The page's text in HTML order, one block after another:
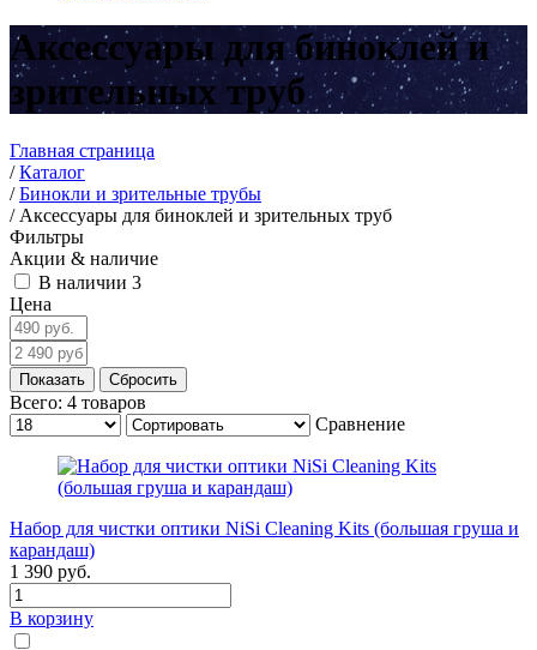
Аксессуары для биноклей и
зрительных труб
Главная страница
/Каталог
/Бинокли и зрительные трубы
/ Аксессуары для биноклей и зрительных труб
Фильтры
Акции & наличие
В наличии 3
Цена
Всего: 4 товаров
Сравнение
Набор для чистки оптики NiSi Cleaning Kits (большая груша и
карандаш)
1 390 руб.
В корзину